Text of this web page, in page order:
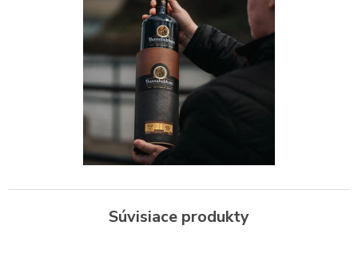
Súvisiace produkty